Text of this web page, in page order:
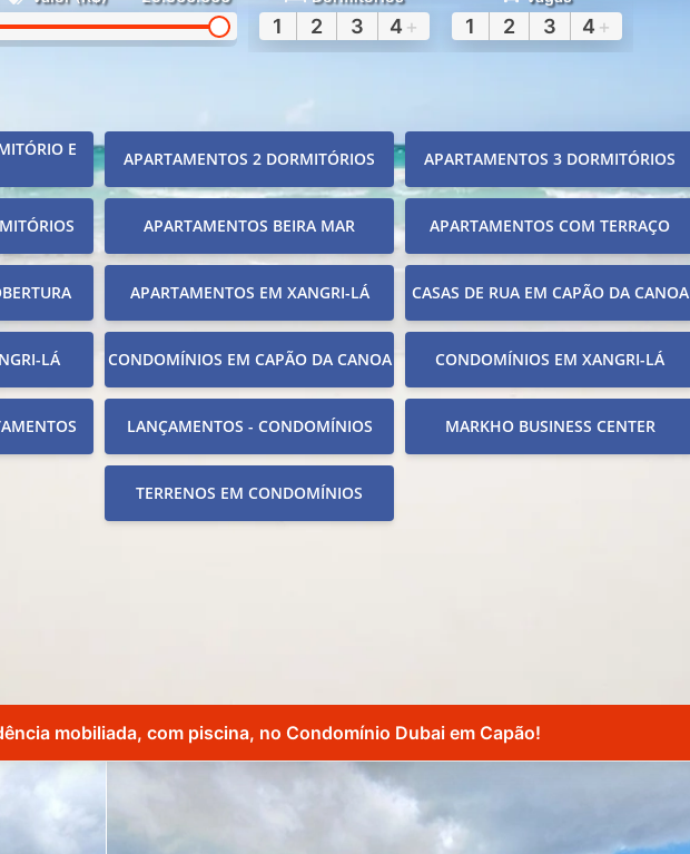
1 2 3 4 + 1 2 3 4 +
E APARTAMENTOS 2 DORMITÓRIOS APARTAMENTOS 3 DORMITÓRIOS
APARTAMENTOS BEIRA MAR APARTAMENTOS COM TERRAÇO
APARTAMENTOS EM XANGRI-LÁ CASAS DE RUA EM CAPÃO DA CANOA
LÁ CONDOMÍNIOS EM CAPÃO DA CANOA CONDOMÍNIOS EM XANGRI-LÁ
LANÇAMENTOS - CONDOMÍNIOS MARKHO BUSINESS CENTER
TERRENOS EM CONDOMÍNIOS
mobiliada, com piscina, no Condomínio Dubai em Capão!